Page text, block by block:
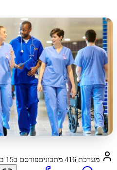
מערכת 416 מתכונים פורסם ב15 ביוני 2023